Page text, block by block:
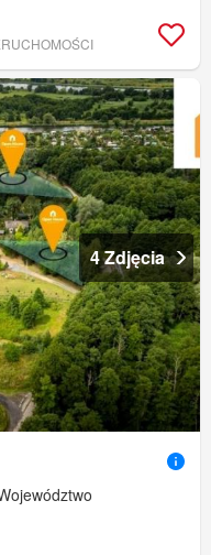
4 Zdjęcia